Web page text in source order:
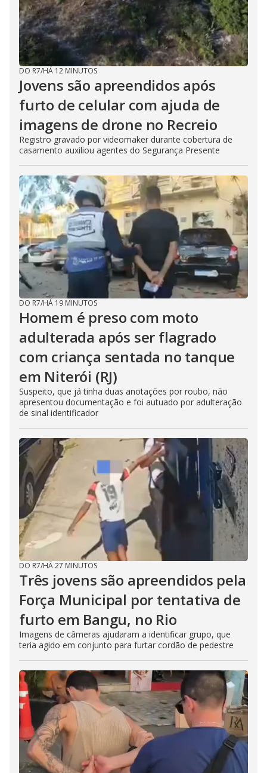
DO R7/HÁ 12 MINUTOS
Jovens são apreendidos após
furto de celular com ajuda de
imagens de drone no Recreio
Registro gravado por videomaker durante cobertura de
casamento auxiliou agentes do Segurança Presente
DO R7/HÁ 19 MINUTOS
Homem é preso com moto
adulterada após ser flagrado
com criança sentada no tanque
em Niterói (RJ)
Suspeito, que já tinha duas anotações por roubo, não
apresentou documentação e foi autuado por adulteração
de sinal identificador
DO R7/HÁ 27 MINUTOS
Três jovens são apreendidos pela
Força Municipal por tentativa de
furto em Bangu, no Rio
Imagens de câmeras ajudaram a identificar grupo, que
teria agido em conjunto para furtar cordão de pedestre